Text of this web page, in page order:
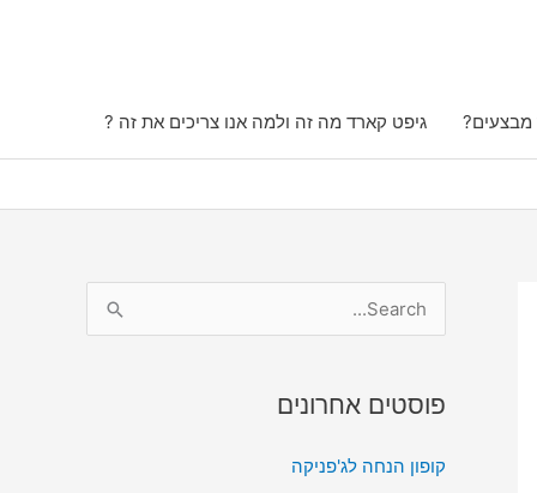
מבצעים? גיפט קארד מה זה ולמה אנו צריכים את זה ?
r
c
פוסטים אחרונים
קופון הנחה לג'פניקה